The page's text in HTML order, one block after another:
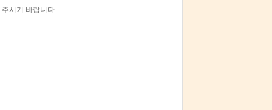
시기 바랍니다.